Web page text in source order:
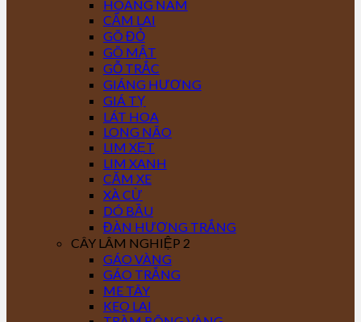
HOÀNG NAM
CẨM LAI
GÕ ĐỎ
GÕ MẬT
GỖ TRẮC
GIÁNG HƯƠNG
GIÁ TỴ
LÁT HOA
LONG NÃO
LIM XẸT
LIM XANH
CĂM XE
XÀ CỪ
DÓ BẦU
ĐÀN HƯƠNG TRẮNG
CÂY LÂM NGHIỆP 2
GÁO VÀNG
GÁO TRẮNG
ME TÂY
KEO LAI